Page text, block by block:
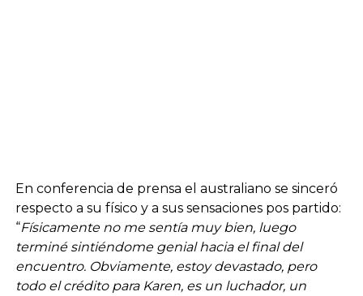
En conferencia de prensa el australiano se sinceró
respecto a su físico y a sus sensaciones pos partido:
“Físicamente no me sentía muy bien, luego
terminé sintiéndome genial hacia el final del
encuentro. Obviamente, estoy devastado, pero
todo el crédito para Karen, es un luchador, un